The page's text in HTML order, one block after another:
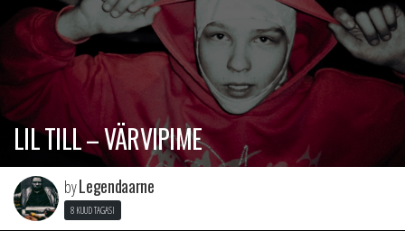
LIL TILL – VÄRVIPIME
byLegendaarne
8 KUUD TAGASI